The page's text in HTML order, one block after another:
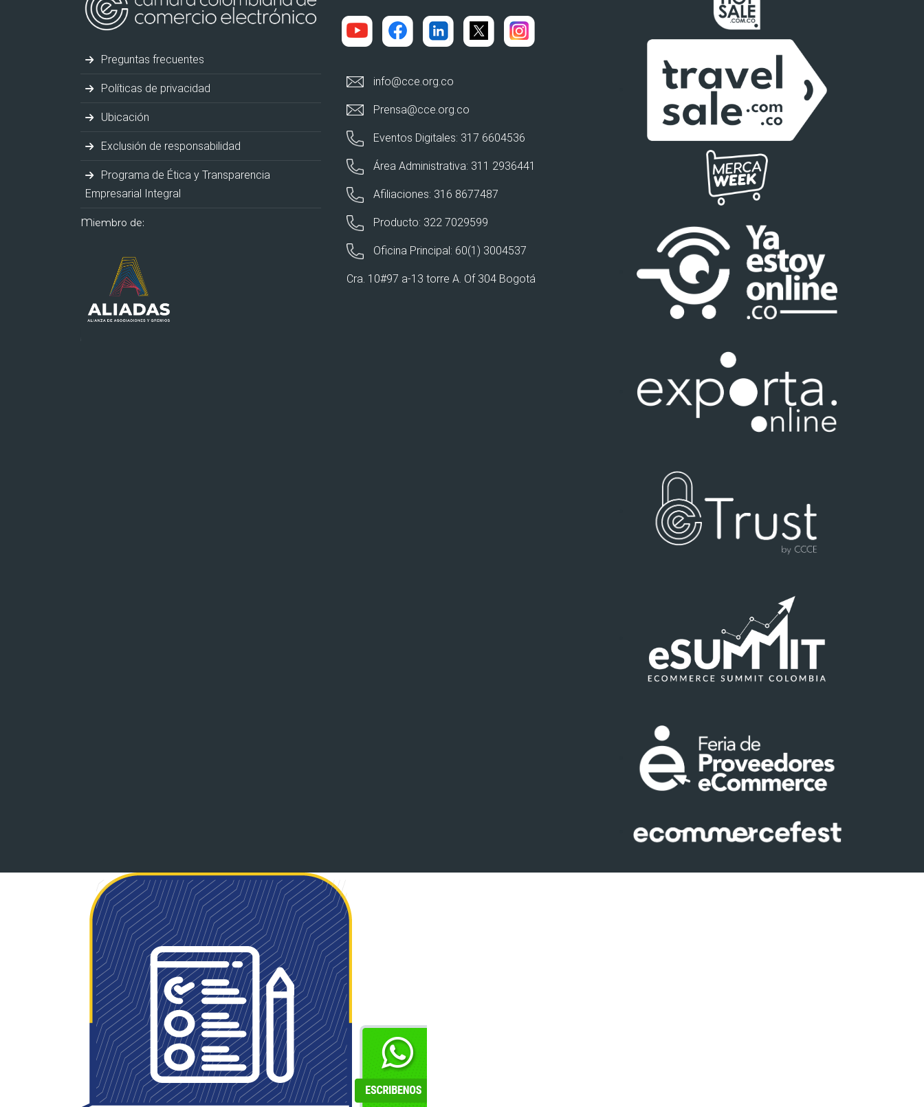
Preguntas frecuentes
Políticas de privacidad
Ubicación
Exclusión de responsabilidad
Programa de Ética y Transparencia
Empresarial Integral
Miembro de:
info@cce.org.co
Prensa@cce.org.co
Eventos Digitales: 317 6604536
Área Administrativa: 311 2936441
Afiliaciones: 316 8677487
Producto: 322 7029599
Oficina Principal: 60(1) 3004537
Cra. 10#97 a-13 torre A. Of 304 Bogotá